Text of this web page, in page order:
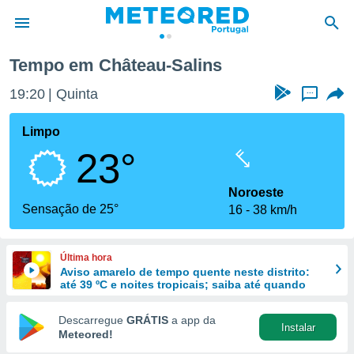
da
foi
fornecidas
a este
das
e
forma
digital
Tempo em Château-Salins
19:20 Quinta ...
Limpo
23°
Sensação de 25°
Noroeste
16
38 km/h
Última hora
Aviso amarelo de tempo quente neste distrito:
até 39 ºC e noites tropicais; saiba até quando
Descarregue GRÁTIS a app da
Meteored!
Instalar